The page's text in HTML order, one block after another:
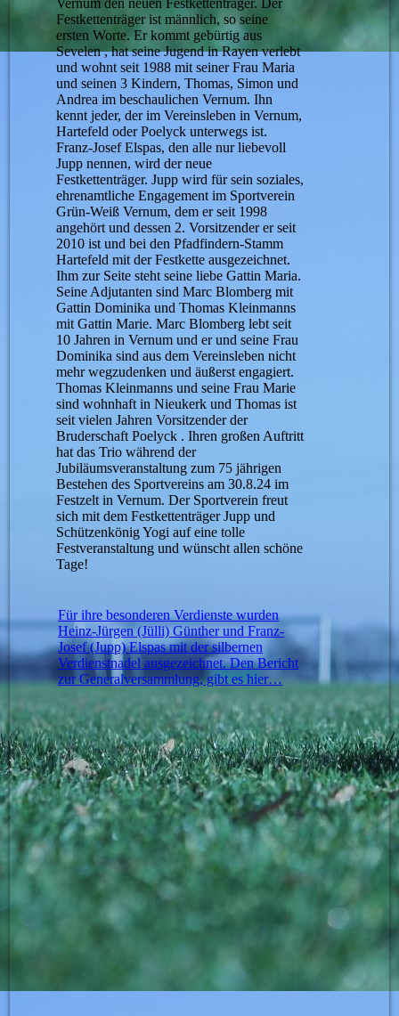
Festkettenträger ist männlich, so seine
ersten Worte. Er kommt gebürtig aus
Sevelen , hat seine Jugend in Rayen verlebt
und wohnt seit 1988 mit seiner Frau Maria
und seinen 3 Kindern, Thomas, Simon und
Andrea im beschaulichen Vernum. Ihn
kennt jeder, der im Vereinsleben in Vernum,
Hartefeld oder Poelyck unterwegs ist.
Franz-Josef Elspas, den alle nur liebevoll
Jupp nennen, wird der neue
Festkettenträger. Jupp wird für sein soziales,
ehrenamtliche Engagement im Sportverein
Grün-Weiß Vernum, dem er seit 1998
angehört und dessen 2. Vorsitzender er seit
2010 ist und bei den Pfadfindern-Stamm
Hartefeld mit der Festkette ausgezeichnet.
Ihm zur Seite steht seine liebe Gattin Maria.
Seine Adjutanten sind Marc Blomberg mit
Gattin Dominika und Thomas Kleinmanns
mit Gattin Marie. Marc Blomberg lebt seit
10 Jahren in Vernum und er und seine Frau
Dominika sind aus dem Vereinsleben nicht
mehr wegzudenken und äußerst engagiert.
Thomas Kleinmanns und seine Frau Marie
sind wohnhaft in Nieukerk und Thomas ist
seit vielen Jahren Vorsitzender der
Bruderschaft Poelyck . Ihren großen Auftritt
hat das Trio während der
Jubiläumsveranstaltung zum 75 jährigen
Bestehen des Sportvereins am 30.8.24 im
Festzelt in Vernum. Der Sportverein freut
sich mit dem Festkettenträger Jupp und
Schützenkönig Yogi auf eine tolle
Festveranstaltung und wünscht allen schöne
Tage!
Für ihre besonderen Verdienste wurden
Heinz-Jürgen (Jülli) Günther und Franz-
Josef (Jupp) Elspas mit der silbernen
Verdienstnadel ausgezeichnet. Den Bericht
zur Generalversammlung, gibt es hier…